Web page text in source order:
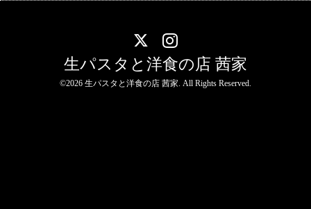
生パスタと洋食の店 茜家
©2026 生パスタと洋食の店 茜家. All Rights Reserved.